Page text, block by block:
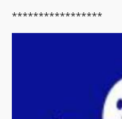
*****************